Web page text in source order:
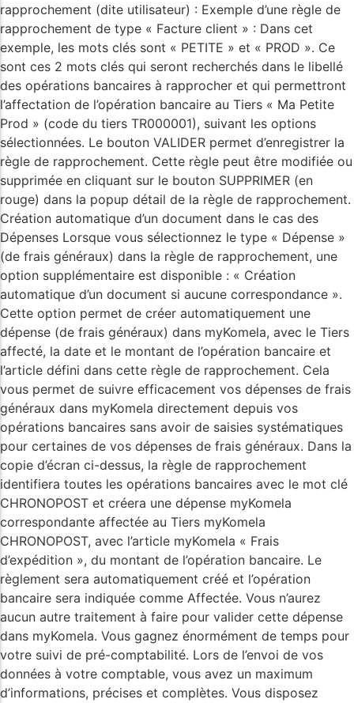
rapprochement (dite utilisateur) : Exemple d’une règle de
rapprochement de type « Facture client » : Dans cet
exemple, les mots clés sont « PETITE » et « PROD ». Ce
sont ces 2 mots clés qui seront recherchés dans le libellé
des opérations bancaires à rapprocher et qui permettront
l’affectation de l’opération bancaire au Tiers « Ma Petite
Prod » (code du tiers TR000001), suivant les options
sélectionnées. Le bouton VALIDER permet d’enregistrer la
règle de rapprochement. Cette règle peut être modifiée ou
supprimée en cliquant sur le bouton SUPPRIMER (en
rouge) dans la popup détail de la règle de rapprochement.
Création automatique d’un document dans le cas des
Dépenses Lorsque vous sélectionnez le type « Dépense »
(de frais généraux) dans la règle de rapprochement, une
option supplémentaire est disponible : « Création
automatique d’un document si aucune correspondance ».
Cette option permet de créer automatiquement une
dépense (de frais généraux) dans myKomela, avec le Tiers
affecté, la date et le montant de l’opération bancaire et
l’article défini dans cette règle de rapprochement. Cela
vous permet de suivre efficacement vos dépenses de frais
généraux dans myKomela directement depuis vos
opérations bancaires sans avoir de saisies systématiques
pour certaines de vos dépenses de frais généraux. Dans la
copie d’écran ci-dessus, la règle de rapprochement
identifiera toutes les opérations bancaires avec le mot clé
CHRONOPOST et créera une dépense myKomela
correspondante affectée au Tiers myKomela
CHRONOPOST, avec l’article myKomela « Frais
d’expédition », du montant de l’opération bancaire. Le
règlement sera automatiquement créé et l’opération
bancaire sera indiquée comme Affectée. Vous n’aurez
aucun autre traitement à faire pour valider cette dépense
dans myKomela. Vous gagnez énormément de temps pour
votre suivi de pré-comptabilité. Lors de l’envoi de vos
données à votre comptable, vous avez un maximum
d’informations, précises et complètes. Vous disposez